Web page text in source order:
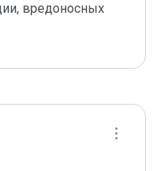
вредоносных